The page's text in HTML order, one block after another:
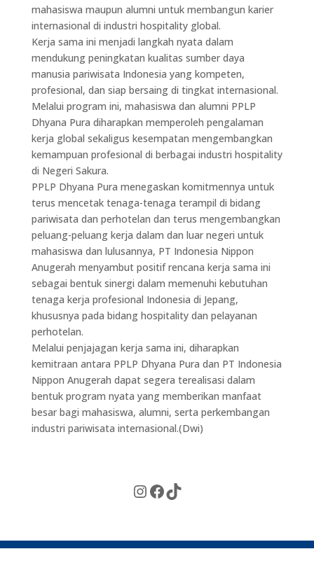
mahasiswa maupun alumni untuk membangun karier
internasional di industri hospitality global.
Kerja sama ini menjadi langkah nyata dalam
mendukung peningkatan kualitas sumber daya
manusia pariwisata Indonesia yang kompeten,
profesional, dan siap bersaing di tingkat internasional.
Melalui program ini, mahasiswa dan alumni PPLP
Dhyana Pura diharapkan memperoleh pengalaman
kerja global sekaligus kesempatan mengembangkan
kemampuan profesional di berbagai industri hospitality
di Negeri Sakura.
PPLP Dhyana Pura menegaskan komitmennya untuk
terus mencetak tenaga-tenaga terampil di bidang
pariwisata dan perhotelan dan terus mengembangkan
peluang-peluang kerja dalam dan luar negeri untuk
mahasiswa dan lulusannya, PT Indonesia Nippon
Anugerah menyambut positif rencana kerja sama ini
sebagai bentuk sinergi dalam memenuhi kebutuhan
tenaga kerja profesional Indonesia di Jepang,
khususnya pada bidang hospitality dan pelayanan
perhotelan.
Melalui penjajagan kerja sama ini, diharapkan
kemitraan antara PPLP Dhyana Pura dan PT Indonesia
Nippon Anugerah dapat segera terealisasi dalam
bentuk program nyata yang memberikan manfaat
besar bagi mahasiswa, alumni, serta perkembangan
industri pariwisata internasional.(Dwi)
Instagram
Facebook
TikTok